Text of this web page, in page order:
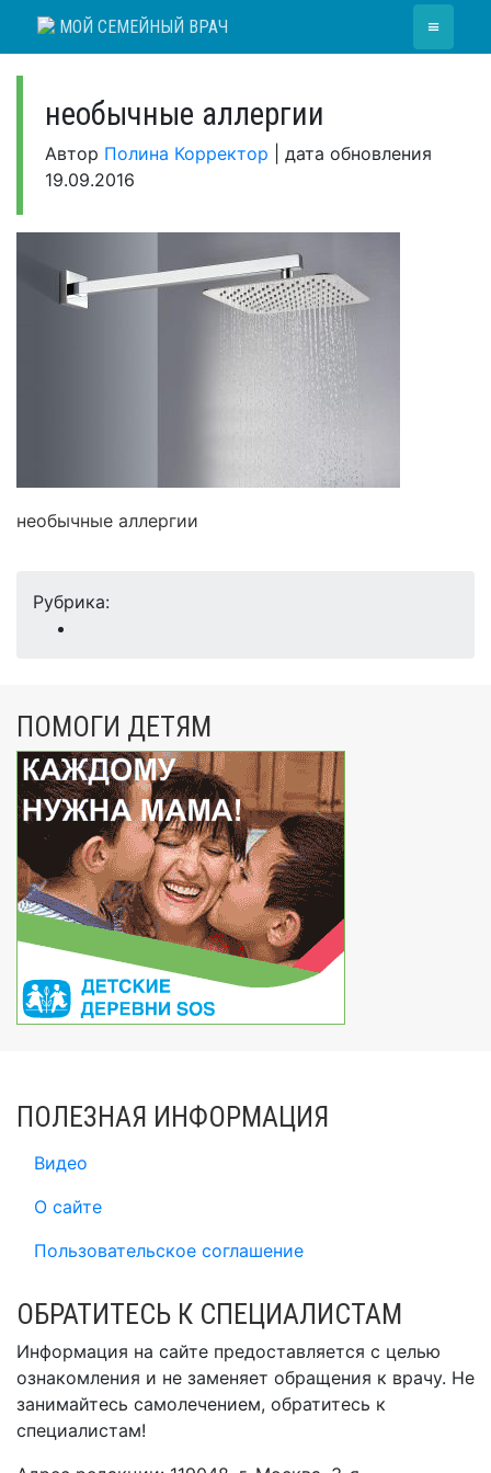
МОЙ СЕМЕЙНЫЙ ВРАЧ ≡
необычные аллергии
Автор Полина Корректор
дата обновления
19.09.2016
необычные аллергии
Рубрика:
ПОМОГИ ДЕТЯМ
ПОЛЕЗНАЯ ИНФОРМАЦИЯ
Видео
О сайте
Пользовательское соглашение
ОБРАТИТЕСЬ К СПЕЦИАЛИСТАМ
Информация на сайте предоставляется с целью
ознакомления и не заменяет обращения к врачу. Не
занимайтесь самолечением, обратитесь к
специалистам!